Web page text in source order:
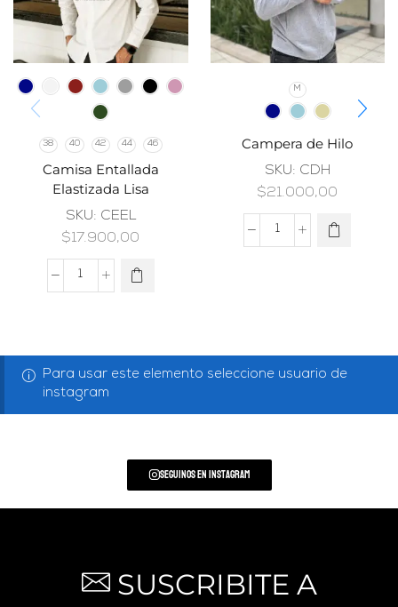
38 40 42 44 46
Camisa Entallada
Elastizada Lisa
SKU: CEEL
$17.900,00
M
Campera de Hilo
SKU: CDH
$21.000,00
Para usar este elemento seleccione usuario de
instagram
Seguinos en Instagram
SUSCRIBITE A